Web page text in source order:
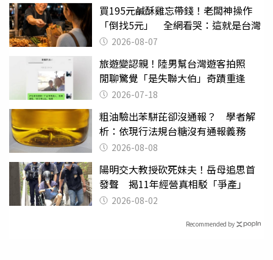
買195元鹹酥雞忘帶錢！老闆神操作
「倒找5元」 全網看哭：這就是台灣
2026-08-07
旅遊變認親！陸男幫台灣遊客拍照
閒聊驚覺「是失聯大伯」奇蹟重逢
2026-07-18
粗油驗出苯駢芘卻沒通報？ 學者解
析：依現行法規台糖沒有通報義務
2026-08-08
陽明交大教授砍死妹夫！岳母追思首
發聲 揭11年經營真相駁「爭產」
2026-08-02
Recommended by